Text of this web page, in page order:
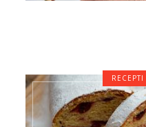
RECEPTI